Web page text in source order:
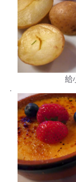
給
.